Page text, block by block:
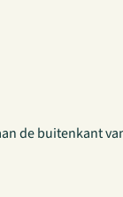
de buitenkant